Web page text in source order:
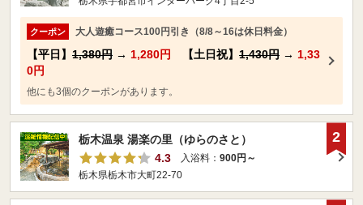
クーポン 大人遊癒コース100円引き（8/8～16は休日料金）
【平日】 1,380円 → 1,280円 【土日祝】 1,430円 → 1,33
0円
他にも3個のクーポンがあります。
栃木温泉 湯楽の里（ゆらのさと）
4.3
入浴料： 900円～
栃木県栃木市大町22-70
2